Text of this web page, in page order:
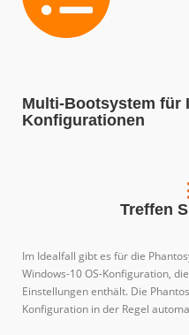
News
Multi-Bootsystem für
Konfigurationen
Treffen
Im Idealfall gibt es für die
Windows-10 OS-Konfiguration,
Einstellungen enthält. Die
Konfiguration in der Regel